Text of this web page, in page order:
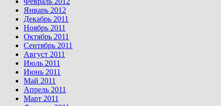
Январь 2012
Декабрь 2011
Ноябрь 2011
Октябрь 2011
Сентябрь 2011
Август 2011
Июль 2011
Июнь 2011
Май 2011
Апрель 2011
Март 2011